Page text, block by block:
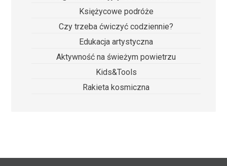
Księżycowe podróże
Czy trzeba ćwiczyć codziennie?
Edukacja artystyczna
Aktywność na świeżym powietrzu
Kids&Tools
Rakieta kosmiczna